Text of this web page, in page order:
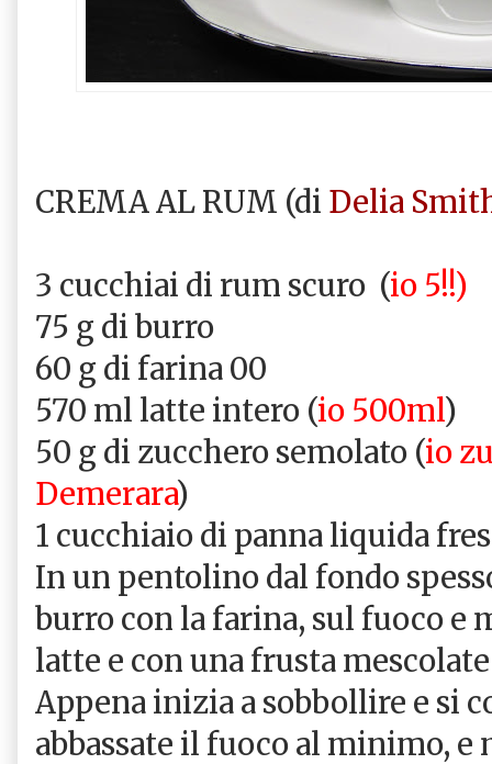
CREMA AL RUM (di Delia
3 cucchiai di rum scuro (io 5!!)
75 g di burro
60 g di farina 00
570 ml latte intero (io 500ml)
50 g di zucchero semolato (io
Demerara)
1 cucchiaio di panna liquida
In un pentolino dal fondo
burro con la farina, sul fuoco e
latte e con una frusta
Appena inizia a sobbollire e si
abbassate il fuoco al minimo, e